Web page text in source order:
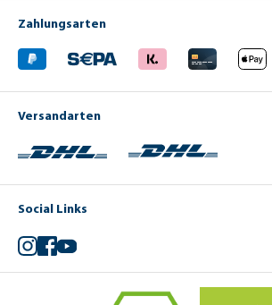
Zahlungsarten
Versandarten
Social Links
Instagram
Facebook
YouTube